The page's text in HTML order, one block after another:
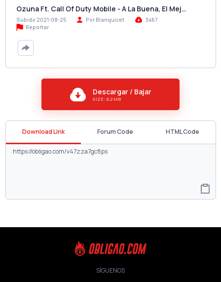
Ozuna Ft. Call Of Duty Mobile - A La Buena, El Mej…
Subido 2021-08-25 Por Blanquicet
3467
Reportar
Descargar / Bajar
SIZE: 6.2 MB
Download Link Forum Code HTML Code
SÍGUENOS